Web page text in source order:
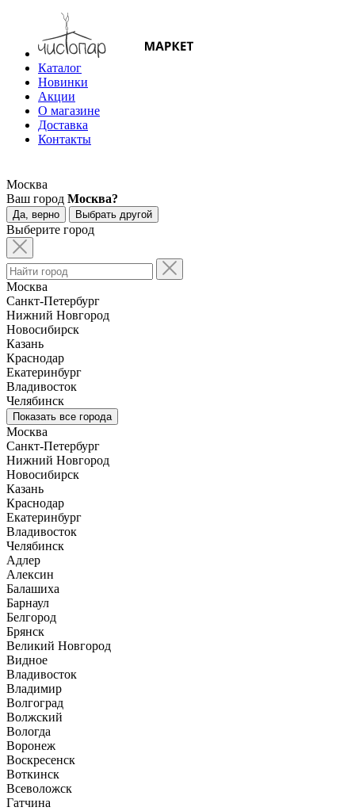
Каталог
Новинки
Акции
О магазине
Доставка
Контакты
Москва
Ваш город Москва?
Да, верно Выбрать другой
Выберите город
Москва
Санкт-Петербург
Нижний Новгород
Новосибирск
Казань
Краснодар
Екатеринбург
Владивосток
Челябинск
Показать все города
Москва
Санкт-Петербург
Нижний Новгород
Новосибирск
Казань
Краснодар
Екатеринбург
Владивосток
Челябинск
Адлер
Алексин
Балашиха
Барнаул
Белгород
Брянск
Великий Новгород
Видное
Владивосток
Владимир
Волгоград
Волжский
Вологда
Воронеж
Воскресенск
Воткинск
Всеволожск
Гатчина